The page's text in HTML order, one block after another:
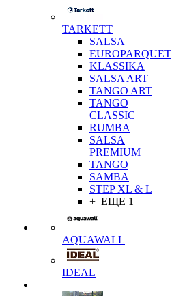
TARKETT
SALSA
EUROPARQUET
KLASSIKA
SALSA ART
TANGO ART
TANGO
CLASSIC
RUMBA
SALSA
PREMIUM
TANGO
SAMBA
STEP XL & L
+ ЕЩЕ 1
AQUAWALL
IDEAL